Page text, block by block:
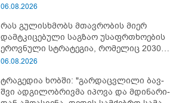
06.08.2026
რას გულისხმობს მთავრობის მიერ
დამტკიცებული საგზაო უსაფრთხოების
ეროვნული სტრატეგია, რომელიც 2030
წლისთვის დაღუპულთა რაოდენობის
06.08.2026
ტრაგედია ხობში: "გარდაცვლილი ბავ­
შვი ად­გი­ლობ­რივ­მა იპო­ვა და მდი­ნა­რი­